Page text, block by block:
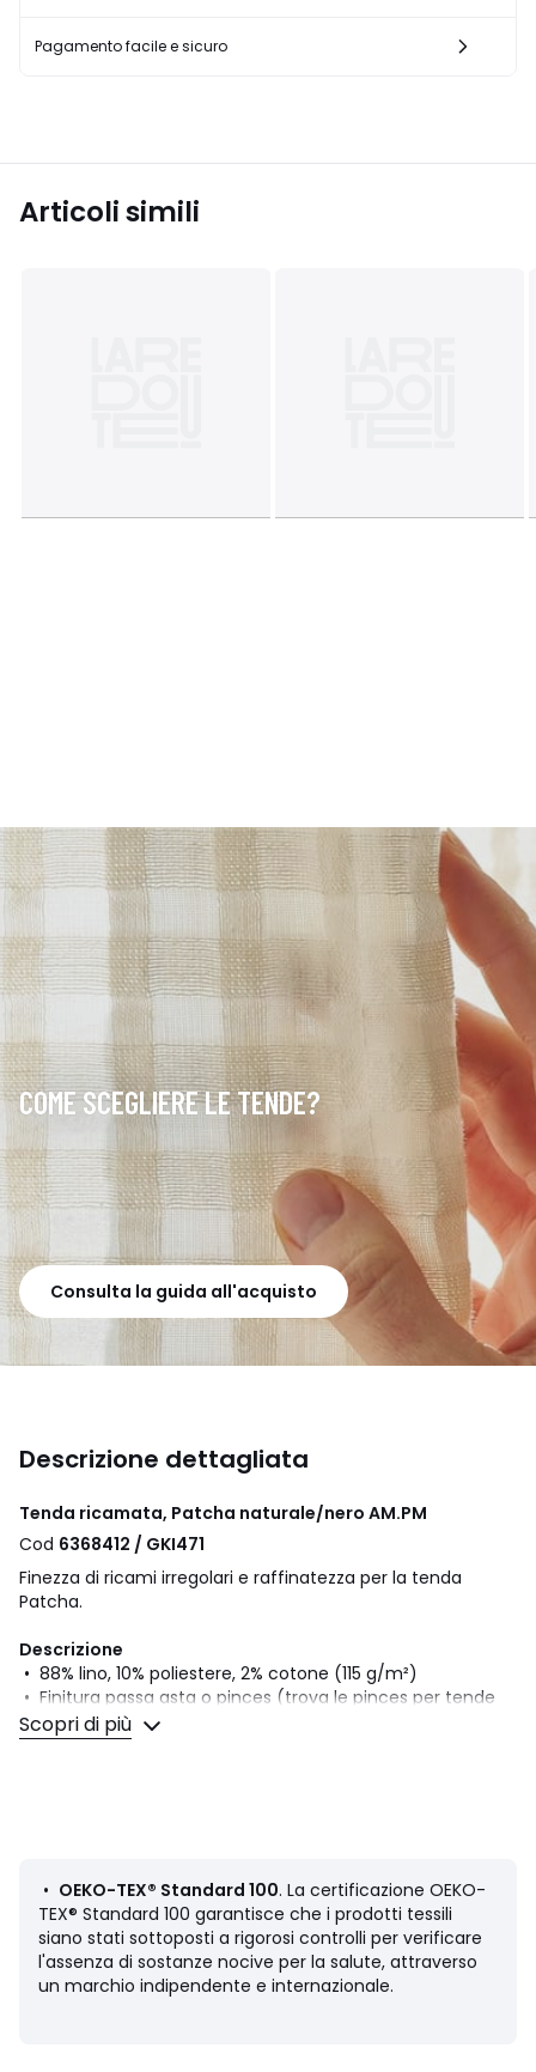
Pagamento facile e sicuro
Articoli simili
COME SCEGLIERE LE TENDE?
Consulta la guida all'acquisto
Descrizione dettagliata
Tenda ricamata, Patcha naturale/nero AM.PM
Cod 6368412 / GKI471
Finezza di ricami irregolari e raffinatezza per la tenda
Patcha.
Descrizione
• 88% lino, 10% poliestere, 2% cotone (115 g/m²)
• Finitura passa asta o pinces (trova le pinces per tende
"Loch" in vendita sul sito)
• Fondo orlato, pronta da appendere
Dimensioni
• Altezza 140 x Larghezza 180 cm
• Altezza 140 x Larghezza 220 cm
• Altezza 140 x Larghezza 260 cm
Scopri di più
• OEKO-TEX® Standard 100. La certificazione OEKO-
TEX® Standard 100 garantisce che i prodotti tessili
siano stati sottoposti a rigorosi controlli per verificare
l'assenza di sostanze nocive per la salute, attraverso
un marchio indipendente e internazionale.